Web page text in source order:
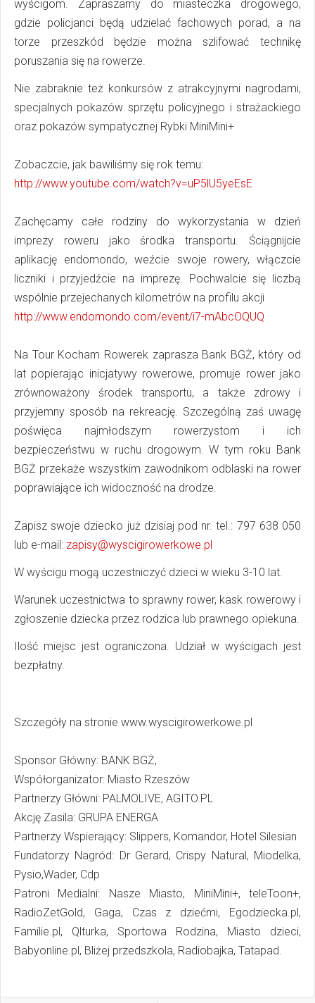
wyścigom. Zapraszamy do miasteczka drogowego,
gdzie policjanci będą udzielać fachowych porad, a na
torze przeszkód będzie można szlifować technikę
poruszania się na rowerze.
Nie zabraknie też konkursów z atrakcyjnymi nagrodami,
specjalnych pokazów sprzętu policyjnego i strażackiego
oraz pokazów sympatycznej Rybki MiniMini+
Zobaczcie, jak bawiliśmy się rok temu:
http://www.youtube.com/watch?v=uP5lU5yeEsE
Zachęcamy całe rodziny do wykorzystania w dzień
imprezy roweru jako środka transportu. Ściągnijcie
aplikację endomondo, weźcie swoje rowery, włączcie
liczniki i przyjedźcie na imprezę. Pochwalcie się liczbą
wspólnie przejechanych kilometrów na profilu akcji
http://www.endomondo.com/event/i7-mAbcOQUQ
Na Tour Kocham Rowerek zaprasza Bank BGŻ, który od
lat popierając inicjatywy rowerowe, promuje rower jako
zrównoważony środek transportu, a także zdrowy i
przyjemny sposób na rekreację. Szczególną zaś uwagę
poświęca najmłodszym rowerzystom i ich
bezpieczeństwu w ruchu drogowym. W tym roku Bank
BGŻ przekaże wszystkim zawodnikom odblaski na rower
poprawiające ich widoczność na drodze.
Zapisz swoje dziecko już dzisiaj pod nr. tel.: 797 638 050
lub e-mail: zapisy@wyscigirowerkowe.pl
W wyścigu mogą uczestniczyć dzieci w wieku 3-10 lat.
Warunek uczestnictwa to sprawny rower, kask rowerowy i
zgłoszenie dziecka przez rodzica lub prawnego opiekuna.
Ilość miejsc jest ograniczona. Udział w wyścigach jest
bezpłatny.
Szczegóły na stronie www.wyscigirowerkowe.pl
Sponsor Główny: BANK BGŻ,
Współorganizator: Miasto Rzeszów
Partnerzy Główni: PALMOLIVE, AGITO.PL
Akcję Zasila: GRUPA ENERGA
Partnerzy Wspierający: Slippers, Komandor, Hotel Silesian
Fundatorzy Nagród: Dr Gerard, Crispy Natural, Miodelka,
Pysio,Wader, Cdp
Patroni Medialni: Nasze Miasto, MiniMini+, teleToon+,
RadioZetGold, Gaga, Czas z dziećmi, Egodziecka.pl,
Familie.pl, Qlturka, Sportowa Rodzina, Miasto dzieci,
Babyonline.pl, Bliżej przedszkola, Radiobajka, Tatapad.